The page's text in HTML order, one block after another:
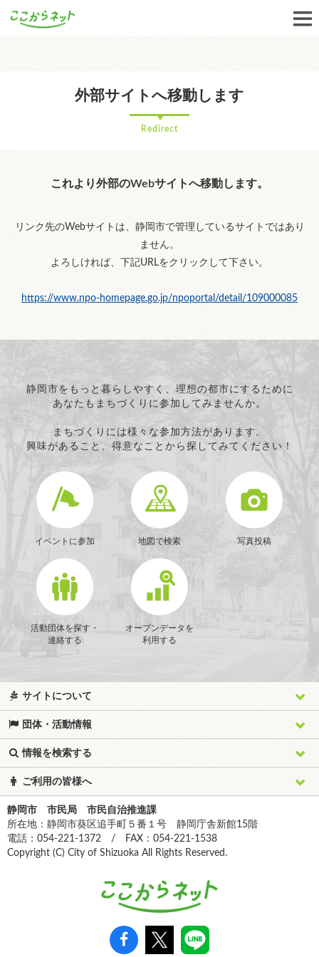
外部サイトへ移動します
Redirect
これより外部のWebサイトへ移動します。
リンク先のWebサイトは、静岡市で管理しているサイトではあり
ません。
よろしければ、下記URLをクリックして下さい。
https://www.npo-homepage.go.jp/npoportal/detail/109000085
静岡市をもっと暮らしやすく、理想の都市にするために
あなたもまちづくりに参加してみませんか。
まちづくりには様々な参加方法があります。
興味があること、得意なことから探してみてください！
イベントに参加 地図で検索 写真投稿
活動団体を探す・
連絡する
オープンデータを
利用する
サイトについて
団体・活動情報
情報を検索する
ご利用の皆様へ
静岡市 市民局 市民自治推進課
所在地：静岡市葵区追手町５番１号 静岡庁舎新館15階
電話：054-221-1372 / FAX：054-221-1538
Copyright (C) City of Shizuoka All Rights Reserved.